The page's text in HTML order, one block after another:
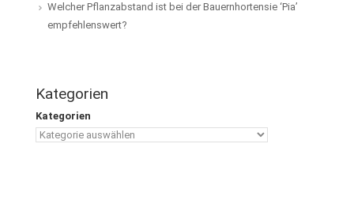
Welcher Pflanzabstand ist bei der Bauernhortensie ‘Pia’
empfehlenswert?
Kategorien
Kategorien